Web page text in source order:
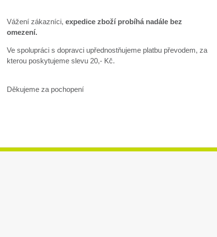
Vážení zákazníci,expedice zboží probíhá nadále bez
omezení.
Ve spolupráci s dopravci upřednostňujeme platbu převodem, za
kterou poskytujeme slevu 20,- Kč.
Děkujeme za pochopení